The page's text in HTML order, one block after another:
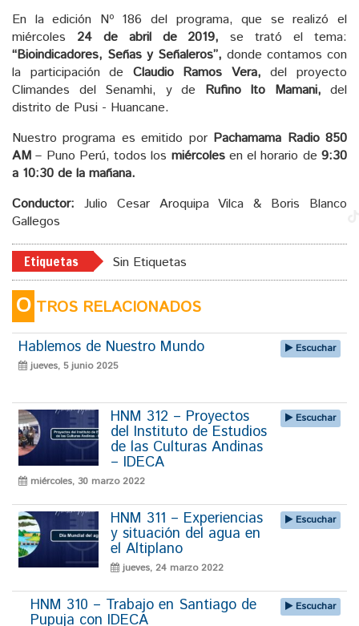
En la edición Nº 186 del programa, que se realizó el
miércoles 24 de abril de 2019, se trató el tema:
“Bioindicadores, Señas y Señaleros”, donde contamos con
la participación de Claudio Ramos Vera, del proyecto
Climandes del Senamhi, y de Rufino Ito Mamani, del
distrito de Pusi - Huancane.
Nuestro programa es emitido por Pachamama Radio 850
AM – Puno Perú, todos los miércolesen el horario de9:30
a 10:30 de la mañana.
Conductor: Julio Cesar Aroquipa Vilca & Boris Blanco
Gallegos
Etiquetas Sin Etiquetas
O TROS RELACIONADOS
Hablemos de Nuestro Mundo
jueves, 5 junio 2025
Escuchar
HNM 312 – Proyectos
del Instituto de Estudios
de las Culturas Andinas
– IDECA
miércoles, 30 marzo 2022
Escuchar
HNM 311 – Experiencias
y situación del agua en
el Altiplano
jueves, 24 marzo 2022
Escuchar
HNM 310 – Trabajo en Santiago de
Pupuja con IDECA
Escuchar